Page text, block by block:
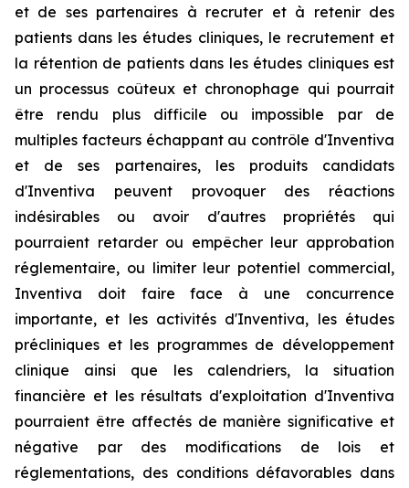
et de ses partenaires à recruter et à retenir des
patients dans les études cliniques, le recrutement et
la rétention de patients dans les études cliniques est
un processus coûteux et chronophage qui pourrait
être rendu plus difficile ou impossible par de
multiples facteurs échappant au contrôle d'Inventiva
et de ses partenaires, les produits candidats
d'Inventiva peuvent provoquer des réactions
indésirables ou avoir d'autres propriétés qui
pourraient retarder ou empêcher leur approbation
réglementaire, ou limiter leur potentiel commercial,
Inventiva doit faire face à une concurrence
importante, et les activités d'Inventiva, les études
précliniques et les programmes de développement
clinique ainsi que les calendriers, la situation
financière et les résultats d'exploitation d'Inventiva
pourraient être affectés de manière significative et
négative par des modifications de lois et
réglementations, des conditions défavorables dans